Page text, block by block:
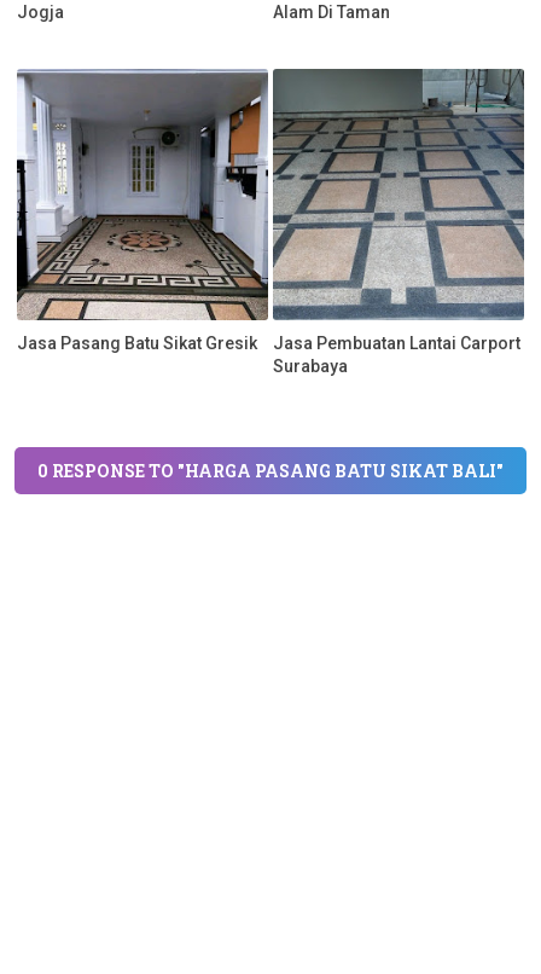
Jogja
Alam Di Taman
Jasa Pasang Batu Sikat Gresik
Jasa Pembuatan Lantai Carport
Surabaya
0 RESPONSE TO "HARGA PASANG BATU SIKAT BALI"